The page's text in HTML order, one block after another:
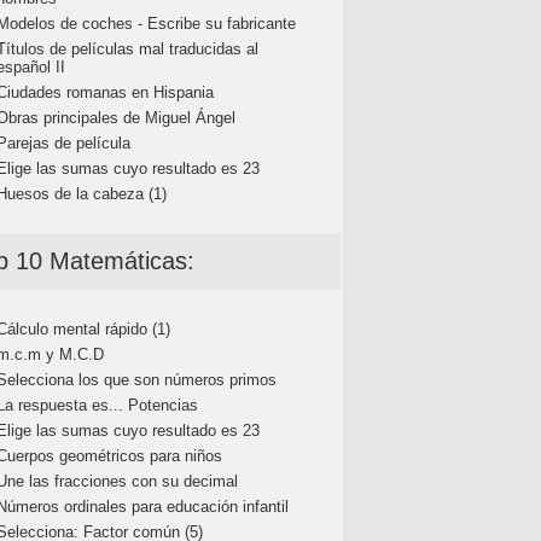
de coches - Escribe su fabricante
de películas mal traducidas al
II
romanas en Hispania
principales de Miguel Ángel
de película
las sumas cuyo resultado es 23
de la cabeza (1)
10 Matemáticas:
mental rápido (1)
y M.C.D
los que son números primos
respuesta es... Potencias
las sumas cuyo resultado es 23
geométricos para niños
las fracciones con su decimal
ordinales para educación infantil
Factor común (5)